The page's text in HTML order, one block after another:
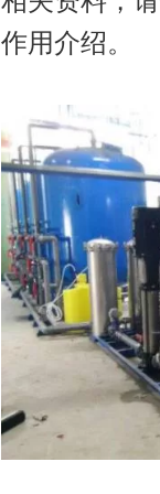
作用介绍。